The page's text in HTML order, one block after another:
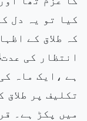
کیا تو یہ دل
کہ طلاق کے
ہے ،ایک ماہ
تکلیف پر
میں پکڑ ہے۔